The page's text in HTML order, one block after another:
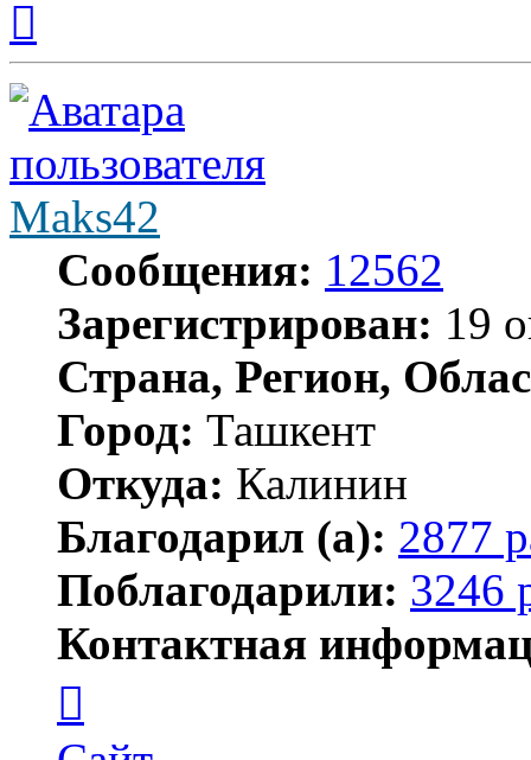
началу
Maks42
Сообщения: 12562
Зарегистрирован: 19
Страна, Регион,
Город: Ташкент
Откуда: Калинин
Благодарил (а): 2877
Поблагодарили: 3246
Контактная
пользователя
Maks42